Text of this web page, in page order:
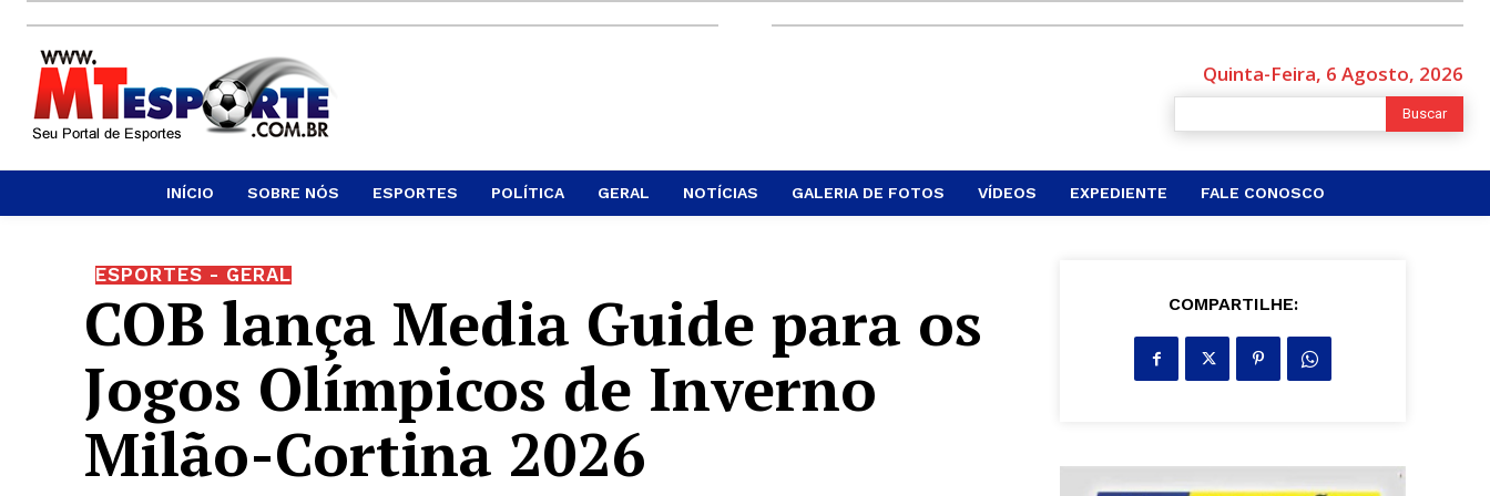
Quinta-Feira, 6 Agosto, 2026
Buscar
INÍCIO SOBRE NÓS ESPORTES POLÍTICA GERAL NOTÍCIAS GALERIA DE FOTOS VÍDEOS EXPEDIENTE FALE CONOSCO
ESPORTES - GERAL
COB lança Media Guide para os
Jogos Olímpicos de Inverno
Milão-Cortina 2026
COMPARTILHE: